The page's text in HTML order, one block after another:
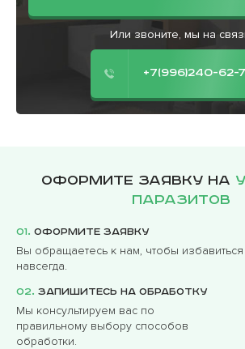
Или звоните, мы на
+7(996)240-62-
Оформите заявку на
паразитов
01. Оформите заявку
Вы обращаетесь к нам, чтобы
навсегда.
02. Запишитесь на обработку
Мы консультируем вас по
правильному выбору способов
обработки.